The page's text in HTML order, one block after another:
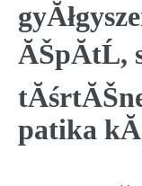
ĂŠpĂ­tĹ,
patika